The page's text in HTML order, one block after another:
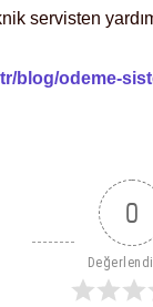
servisten
blog/odeme-
0